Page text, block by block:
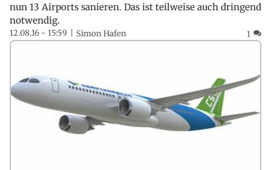
nun 13 Airports sanieren. Das ist teilweise auch dringend
notwendig.
12.08.16 - 15:59 Simon Hafen 1